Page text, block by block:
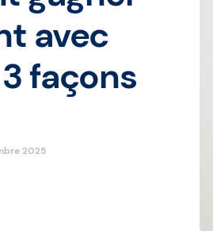
avec
façons
2025